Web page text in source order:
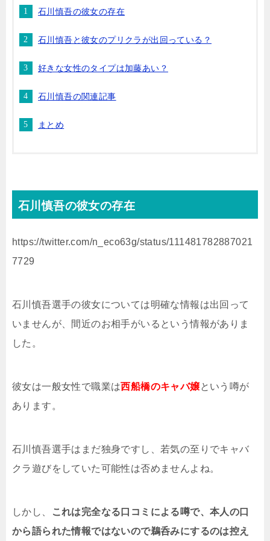
石川慎吾の彼女の存在
石川慎吾と彼女のプリクラが出回っている？
好きな女性のタイプは加藤あい？
石川慎吾の関連記事
まとめ
石川慎吾の彼女の存在
https://twitter.com/n_eco63g/status/111481782887021
7729
石川慎吾選手の彼女については明確な情報は出回って
いませんが、間近のお相手がいるという情報がありま
した。
彼女は一般女性で職業は西船橋のキャバ嬢という噂が
あります。
石川慎吾選手はまだ独身ですし、若気の至りでキャバ
クラ遊びをしていた可能性は否めませんよね。
しかし、
これは完全なる口コミによる噂で、本人の口
から語られた情報ではないので鵜呑みにするのは控え